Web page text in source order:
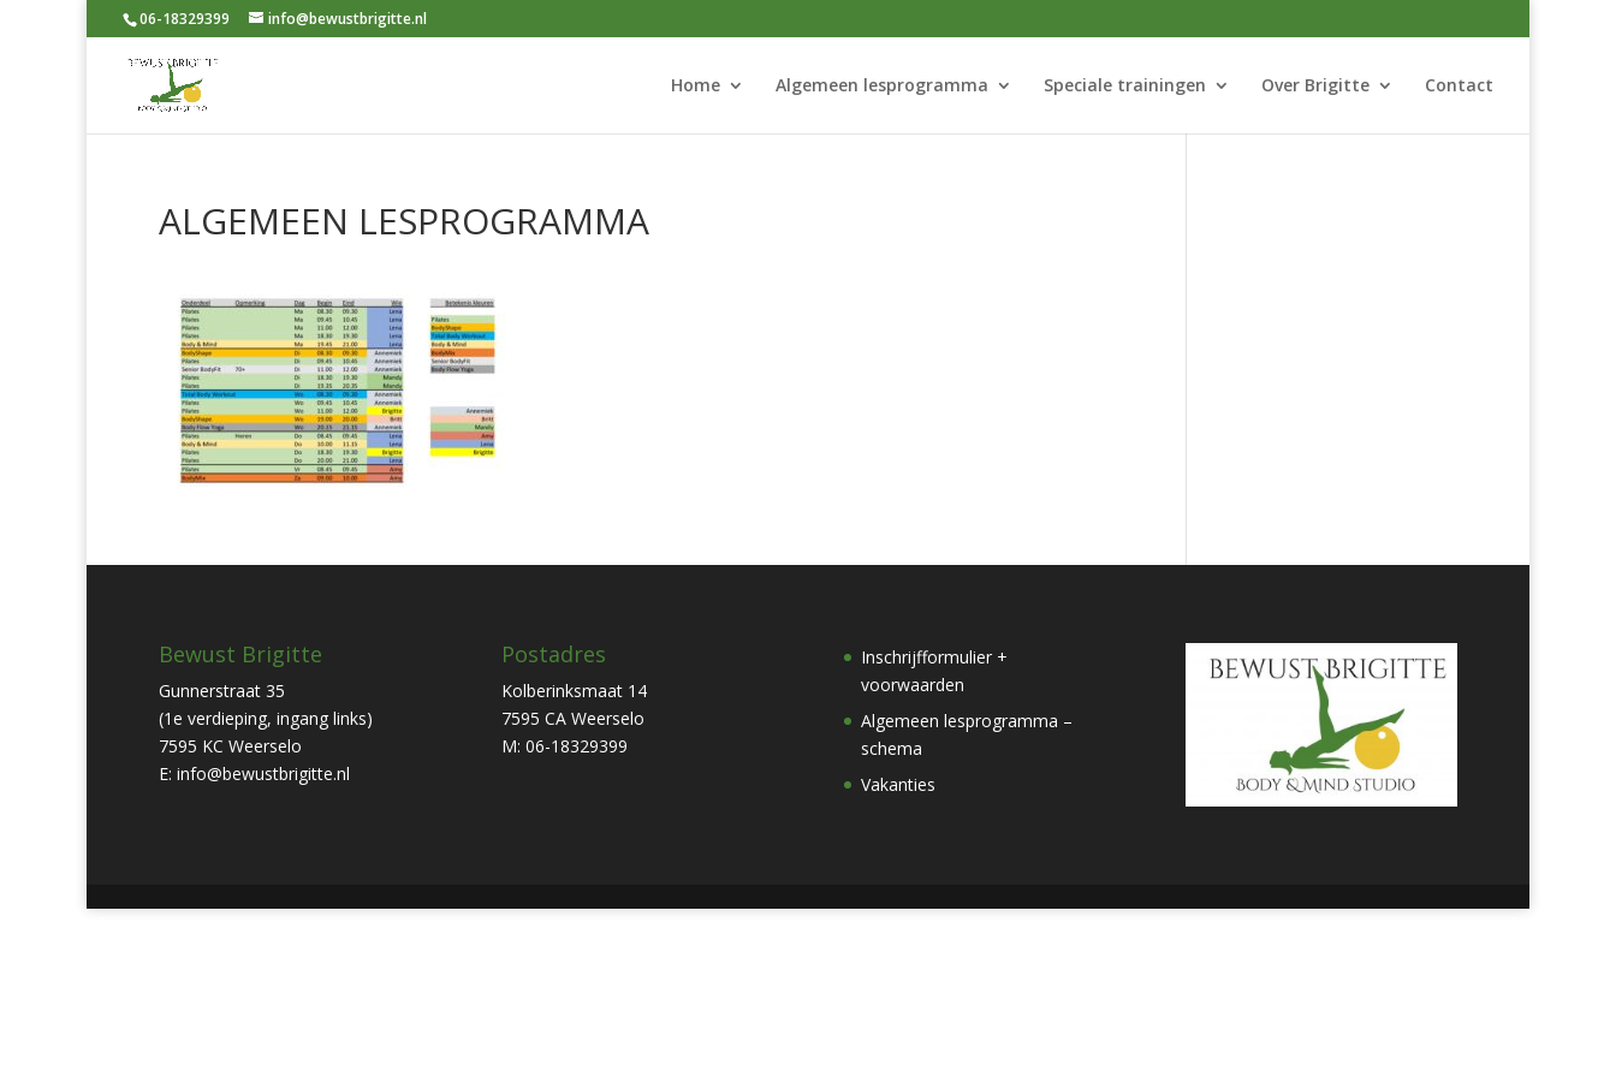
06-18329399 info@bewustbrigitte.nl
Home Algemeen lesprogramma Speciale trainingen Over Brigitte Contact
ALGEMEEN LESPROGRAMMA
Bewust Brigitte
Gunnerstraat 35
(1e verdieping, ingang links)
7595 KC Weerselo
E: info@bewustbrigitte.nl
Postadres
Kolberinksmaat 14
7595 CA Weerselo
M: 06-18329399
Inschrijfformulier +
voorwaarden
Algemeen lesprogramma –
schema
Vakanties